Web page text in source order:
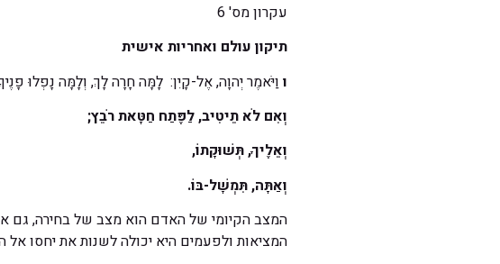
עקרון מס' 6
תיקון עולם ואחריות אישית
ו וַיֹּאמֶר יְהוָה, אֶל-קָיִן: לָמָּה חָרָה לָךְ, וְלָמָּה נָפְלוּ
וְאִם לֹא תֵיטִיב, לַפֶּתַח חַטָּאת רֹבֵץ;
וְאֵלֶיךָ, תְּשׁוּקָתוֹ,
וְאַתָּה, תִּמְשָׁל-בּוֹ.
המצב הקיומי של האדם הוא מצב של בחירה, גם
המציאות ולפעמים היא יכולה לשנות את יחסו אל